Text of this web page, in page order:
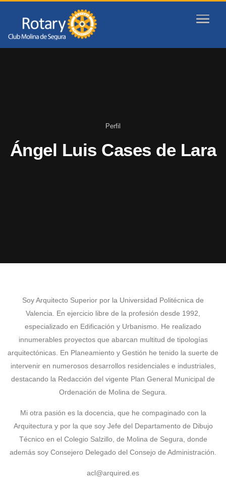
Perfil
Ángel Luis Cases de Lara
Soy Arquitecto Superior por la Universidad Politécnica de
Valencia. En ejercicio libre de la profesión desde 1992,
especializado en Edificación y Urbanismo. He realizado
innumerables proyectos que abarcan multitud de tipologías
arquitectónicas. En Planeamiento y Gestión he tenido la suerte de
intervenir en numerosos desarrollos residenciales e industriales,
destacando la Redacción del vigente Plan General Municipal de
Ordenación de Molina de Segura.
Mi otra pasión es la docencia, que he compaginado con la
Arquitectura y por la que soy Jefe del Departamento de Dibujo
Técnico en el Colegio Salzillo, de Molina de Segura, donde
además soy Consejero Delegado del Consejo de Administración.
acl@arquired.es